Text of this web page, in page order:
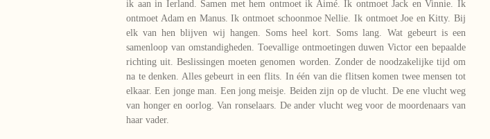
ik aan in Ierland. Samen met hem ontmoet ik Aimé. Ik ontmoet Jack en Vinnie. Ik
ontmoet Adam en Manus. Ik ontmoet schoonmoe Nellie. Ik ontmoet Joe en Kitty. Bij
elk van hen blijven wij hangen. Soms heel kort. Soms lang. Wat gebeurt is een
samenloop van omstandigheden. Toevallige ontmoetingen duwen Victor een bepaalde
richting uit. Beslissingen moeten genomen worden. Zonder de noodzakelijke tijd om
na te denken. Alles gebeurt in een flits. In één van die flitsen komen twee mensen tot
elkaar. Een jonge man. Een jong meisje. Beiden zijn op de vlucht. De ene vlucht weg
van honger en oorlog. Van ronselaars. De ander vlucht weg voor de moordenaars van
haar vader.